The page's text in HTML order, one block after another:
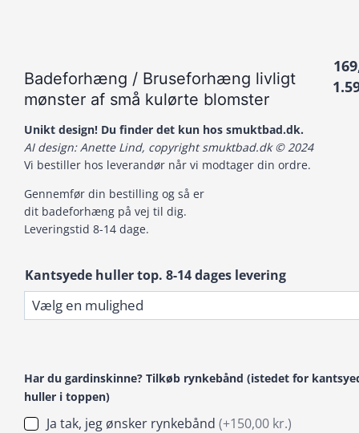
Badeforhæng / Bruseforhæng livligt
mønster af små kulørte blomster
Unikt design! Du finder det kun hos smuktbad.dk.
AI design: Anette Lind, copyright smuktbad.dk © 2024
Vi bestiller hos leverandør når vi modtager din ordre.
Gennemfør din bestilling og så er
dit badeforhæng på vej til dig.
Leveringstid 8-14 dage.
Kantsyede huller top. 8-14 dages levering
Har du gardinskinne? Tilkøb rynkebånd (istedet for
huller i toppen)
Ja tak, jeg ønsker rynkebånd (+150,00 kr.)